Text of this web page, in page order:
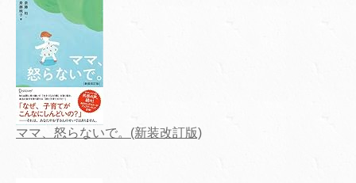
ママ、怒らないで。(新装改訂版)